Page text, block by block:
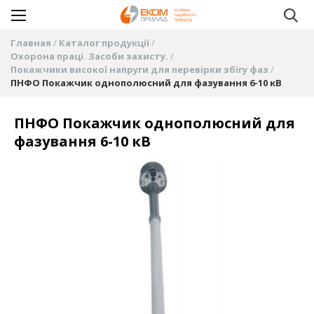
Главная
Каталог продукції
Охорона праці. Засоби захисту.
Покажчики високої напруги для перевірки збігу фаз
ПНФО Покажчик однополюсний для фазування 6-10 кВ
ПНФО Покажчик однополюсний для
фазування 6-10 кВ